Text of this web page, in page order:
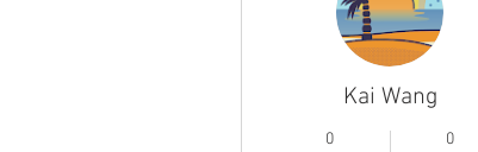
Kai Wang
0 0